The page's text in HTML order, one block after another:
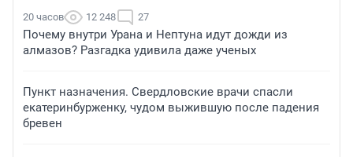
20 часов 12 248 27
Почему внутри Урана и Нептуна идут дожди из
алмазов? Разгадка удивила даже ученых
Пункт назначения. Свердловские врачи спасли
екатеринбурженку, чудом выжившую после падения
бревен